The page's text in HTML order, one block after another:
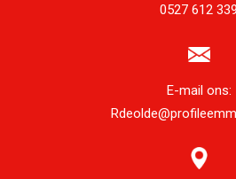
0527 612 339
E-mail ons: